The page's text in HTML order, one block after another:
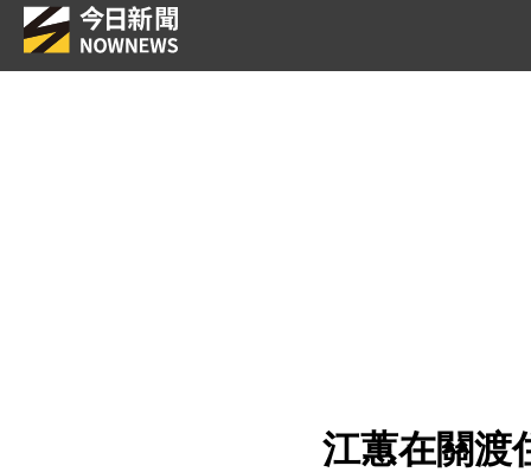
江蕙在關渡